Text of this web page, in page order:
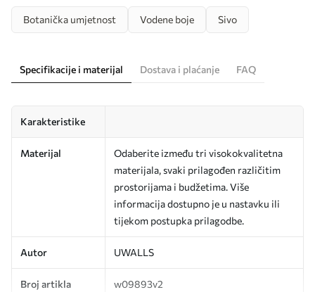
Botanička umjetnost Vodene boje Sivo
Specifikacije i materijal Dostava i plaćanje FAQ
Karakteristike
Materijal
Odaberite između tri visokokvalitetna
materijala, svaki prilagođen različitim
prostorijama i budžetima. Više
informacija dostupno je u nastavku ili
tijekom postupka prilagodbe.
Autor UWALLS
Broj artikla w09893v2